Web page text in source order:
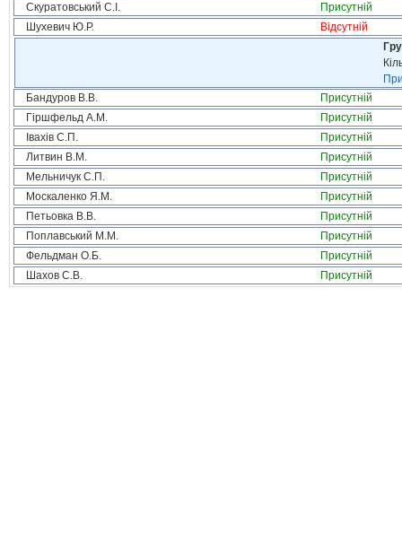
Скуратовський С.І.
Присутній
Шухевич Ю.Р.
Відсутній
Бандуров В.В.
Присутній
Гіршфельд А.М.
Присутній
Івахів С.П.
Присутній
Литвин В.М.
Присутній
Мельничук С.П.
Присутній
Москаленко Я.М.
Присутній
Петьовка В.В.
Присутній
Поплавський М.М.
Присутній
Фельдман О.Б.
Присутній
Шахов С.В.
Присутній